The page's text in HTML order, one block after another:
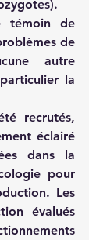
témoin de
de
autre
la
recrutés,
éclairé
dans la
pour
Les
évalués